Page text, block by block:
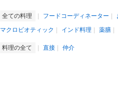
全ての料理 フードコーディネーター
マクロビオティック
インド料理 薬膳
料理の全て 直接 仲介